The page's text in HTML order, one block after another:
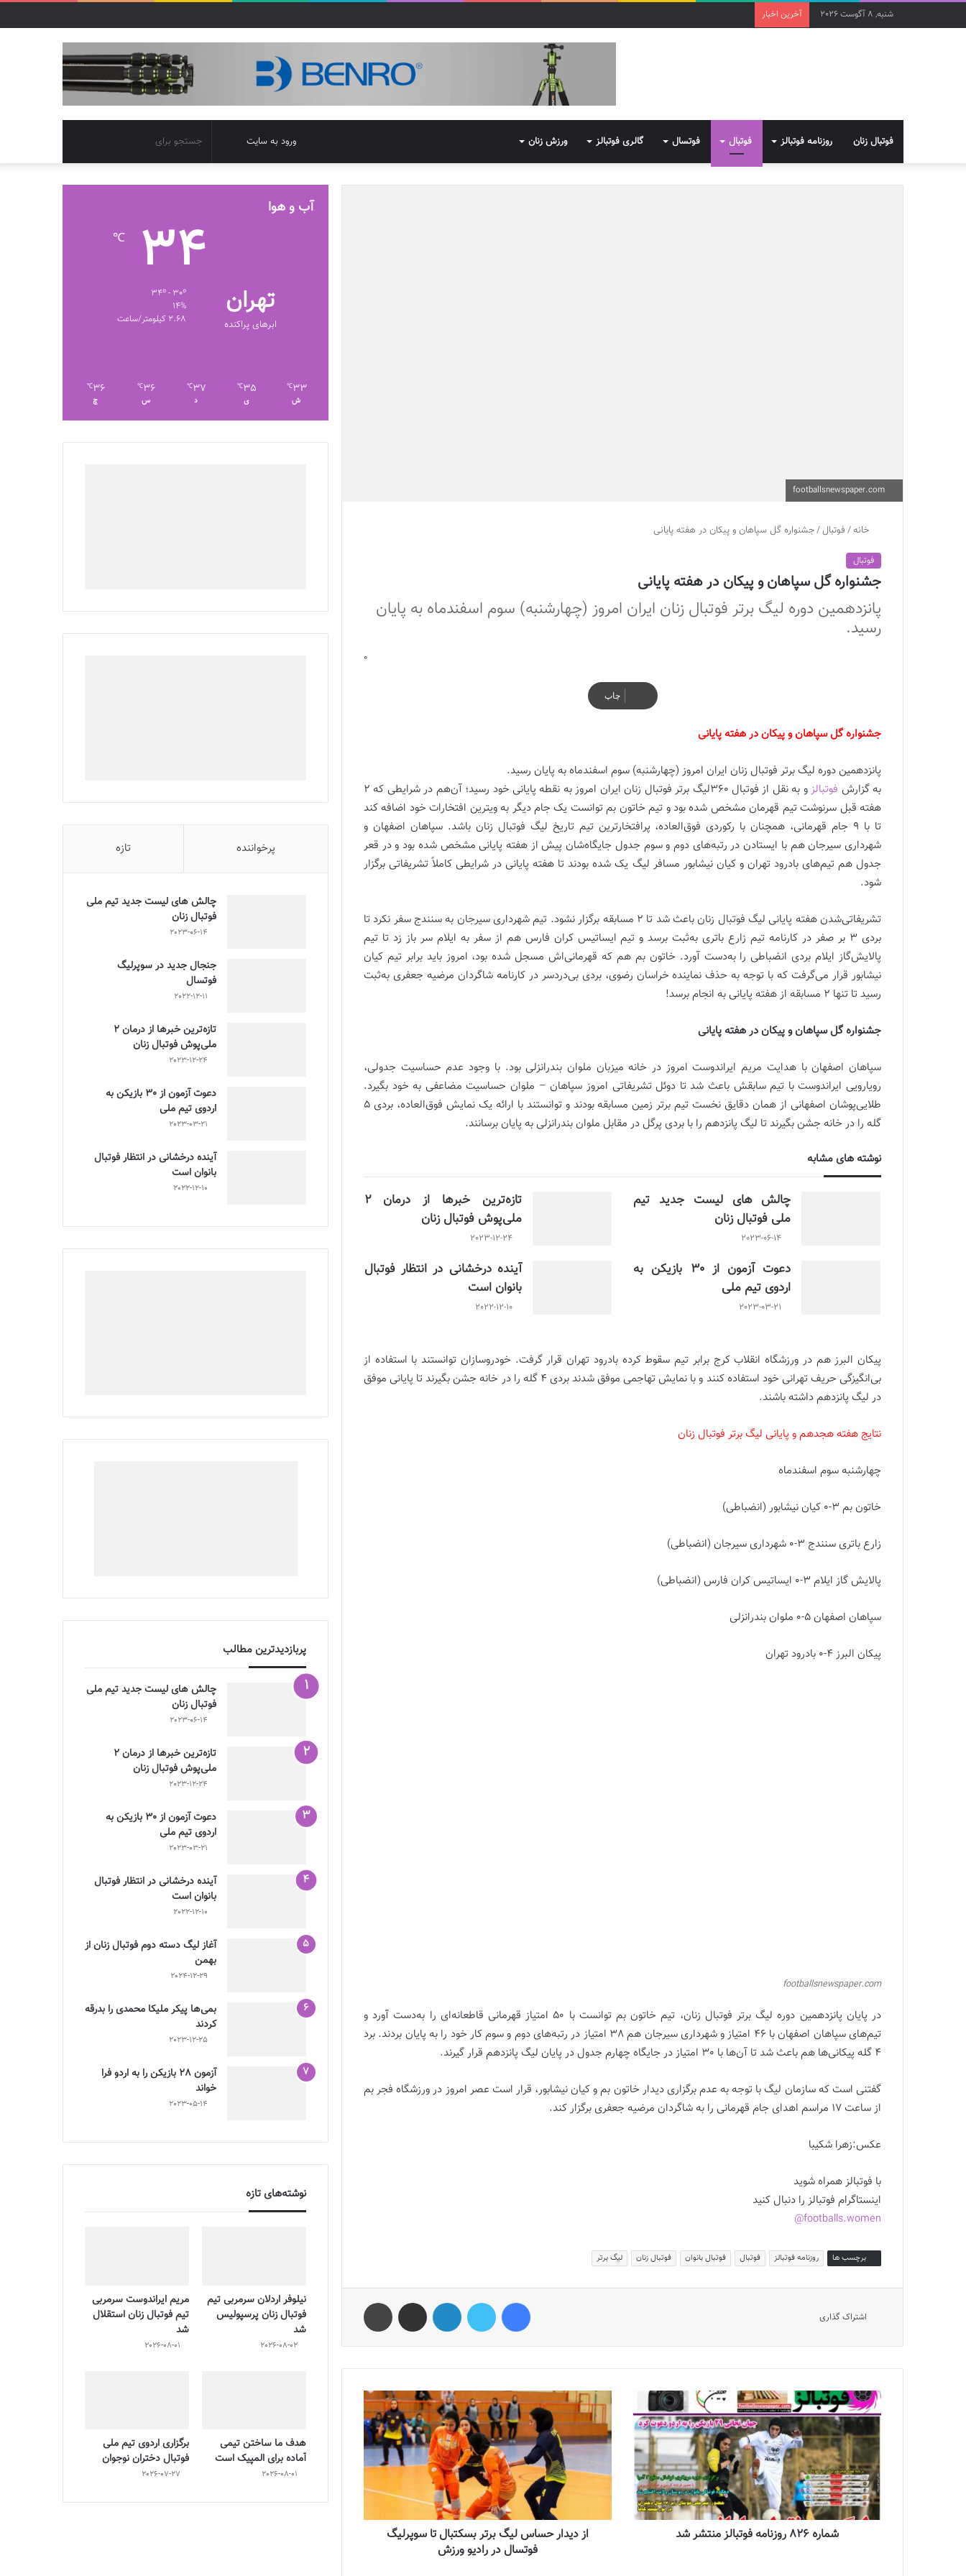
شنبه, 8 آگوست 2026 آخرین اخبار
فوتبال زنان روزنامه فوتبالز فوتبال فوتسال گالری فوتبالز ورزش زنان
برای
تغییر
پوسته
ورود به سایت
خانه/ فوتبال/جشنواره گل سپاهان و پیکان در هفته پایانی
فوتبال
جشنواره گل سپاهان و پیکان در هفته پایانی
پانزدهمین دوره لیگ برتر فوتبال زنان ایران امروز (چهارشنبه) سوم اسفندماه به پایان
رسید.
0
چاپ
جشنواره گل سپاهان و پیکان در هفته پایانی
پانزدهمین دوره لیگ برتر فوتبال زنان ایران امروز (چهارشنبه) سوم اسفندماه به پایان رسید.
به گزارش فوتبالزو به نقل از فوتبال 360
لیگ برتر فوتبال زنان ایران امروز به نقطه پایانی خود رسید؛ آن‌هم در شرایطی که 2
هفته قبل سرنوشت تیم قهرمان مشخص شده بود و تیم خاتون بم توانست یک جام دیگر به ویترین افتخارات خود اضافه کند
تا با 9 جام قهرمانی، همچنان با رکوردی فوق‌العاده، پرافتخارترین تیم تاریخ لیگ فوتبال زنان باشد. سپاهان اصفهان و
شهرداری سیرجان هم با ایستادن در رتبه‌های دوم و سوم جدول جایگاه‌شان پیش از هفته پایانی مشخص شده بود و در قعر
جدول هم تیم‌های بادرود تهران و کیان نیشابور مسافر لیگ یک شده بودند تا هفته پایانی در شرایطی کاملاً تشریفاتی برگزار
شود.
تشریفاتی‌شدن هفته پایانی لیگ فوتبال زنان باعث شد تا 2 مسابقه برگزار نشود. تیم شهرداری سیرجان به سنندج سفر نکرد تا
بردی 3 بر صفر در کارنامه تیم زارع باتری به‌ثبت برسد و تیم ایساتیس کران فارس هم از سفر به ایلام سر باز زد تا تیم
پالایش‌گاز ایلام بردی انضباطی را به‌دست آورد. خاتون بم هم که قهرمانی‌اش مسجل شده بود، امروز باید برابر تیم کیان
نیشابور قرار می‌گرفت که با توجه به حذف نماینده خراسان رضوی، بردی بی‌دردسر در کارنامه شاگردان مرضیه جعفری به‌ثبت
رسید تا تنها 2 مسابقه از هفته پایانی به انجام برسد!
جشنواره گل سپاهان و پیکان در هفته پایانی
سپاهان اصفهان با هدایت مریم ایراندوست امروز در خانه میزبان ملوان بندرانزلی بود. با وجود عدم حساسیت جدولی،
رویارویی ایراندوست با تیم سابقش باعث شد تا دوئل تشریفاتی امروز سپاهان – ملوان حساسیت مضاعفی به خود بگیرد.
طلایی‌پوشان اصفهانی از همان دقایق نخست تیم برتر زمین مسابقه بودند و توانستند با ارائه یک نمایش فوق‌العاده، بردی 5
گله را در خانه جشن بگیرند تا لیگ پانزدهم را با بردی پرگل در مقابل ملوان بندرانزلی به پایان برسانند.
نوشته های مشابه
چالش هاى ليست جدید تيم
ملى فوتبال زنان
2023-06-14
تازه‌ترین خبرها از درمان ۲
ملی‌پوش فوتبال زنان
2023-12-24
دعوت آزمون از 30 بازیکن به
اردوی تیم ملی
2023-03-21
آینده درخشانی در انتظار فوتبال
بانوان است
2022-12-10
پیکان البرز هم در ورزشگاه انقلاب کرج برابر تیم سقوط کرده بادرود تهران قرار گرفت. خودروسازان توانستند با استفاده از
بی‌انگیزگی حریف تهرانی خود استفاده کنند و با نمایش تهاجمی موفق شدند بردی 4 گله را در خانه جشن بگیرند تا پایانی موفق
در لیگ پانزدهم داشته باشند.
نتایج هفته هجدهم و پایانی لیگ برتر فوتبال زنان
چهارشنبه سوم اسفندماه
خاتون بم 3-0 کیان نیشابور (انضباطی)
زارع باتری سنندج 3-0 شهرداری سیرجان (انضباطی)
پالایش گاز ایلام 3-0 ایساتیس کران فارس (انضباطی)
سپاهان اصفهان 5-0 ملوان بندرانزلی
پیکان البرز 4-0 بادرود تهران
footballsnewspaper.com
در پایان پانزدهمین دوره لیگ برتر فوتبال زنان، تیم خاتون بم توانست با 50 امتیاز قهرمانی قاطعانه‌ای را به‌دست آورد و
تیم‌های سپاهان اصفهان با 46 امتیاز و شهرداری سیرجان هم 38 امتیاز در رتبه‌های دوم و سوم کار خود را به پایان بردند. برد
4 گله پیکانی‌ها هم باعث شد تا آن‌ها با 30 امتیاز در جایگاه چهارم جدول در پایان لیگ پانزدهم قرار گیرند.
گفتنی است که سازمان لیگ با توجه به عدم برگزاری دیدار خاتون بم و کیان نیشابور، قرار است عصر امروز در ورزشگاه فجر بم
از ساعت 17 مراسم اهدای جام قهرمانی را به شاگردان مرضیه جعفری برگزار کند.
عکس:زهرا شکیبا
با فوتبالز همراه شوید
اینستاگرام فوتبالز را دنبال کنید
footballs.women@
برچسب ها روزنامه فوتبالز فوتبال فوتبال بانوان فوتبال زنان لیگ برتر
اشتراک گذاری
شماره 826 روزنامه فوتبالز منتشر شد
از دیدار حساس لیگ برتر بسکتبال تا سوپرلیگ
فوتسال در رادیو ورزش
آب و هوا
تهران
ابرهای پراکنده
34
℃
14%
2.68 کیلومتر/ساعت
33
℃
ش
35
℃
ی
37
℃
د
36
℃
س
36
℃
چ
پرخواننده تازه
چالش هاى ليست جدید تيم ملى
فوتبال زنان
2023-06-14
جنجال جدید در سوپرلیگ
فوتسال
2022-12-11
تازه‌ترین خبرها از درمان ۲
ملی‌پوش فوتبال زنان
2023-12-24
دعوت آزمون از 30 بازیکن به
اردوی تیم ملی
2023-03-21
آینده درخشانی در انتظار فوتبال
بانوان است
2022-12-10
پربازدیدترین مطالب
چالش هاى ليست جدید تيم ملى
فوتبال زنان
2023-06-14
تازه‌ترین خبرها از درمان ۲
ملی‌پوش فوتبال زنان
2023-12-24
دعوت آزمون از 30 بازیکن به
اردوی تیم ملی
2023-03-21
آینده درخشانی در انتظار فوتبال
بانوان است
2022-12-10
آغاز لیگ دسته دوم فوتبال زنان از
بهمن
2024-12-29
بمی‌ها پیکر ملیکا محمدی را بدرقه
کردند
2023-12-25
آزمون 28 بازیکن را به اردو فرا
خواند
2023-05-14
نوشته‌های تازه
نیلوفر اردلان سرمربی تیم
فوتبال زنان پرسپولیس
شد
2026-08-02
مریم ایراندوست سرمربی
تیم فوتبال زنان استقلال
شد
2026-08-01
هدف ما ساختن تیمی
آماده برای المپیک است
2026-08-01
برگزاری اردوی تیم ملی
فوتبال دختران نوجوان
2026-07-27